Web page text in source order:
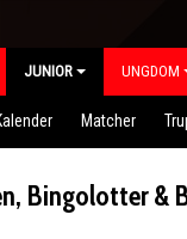
JUNIOR UNGDOM
Matcher
Bingolotter &